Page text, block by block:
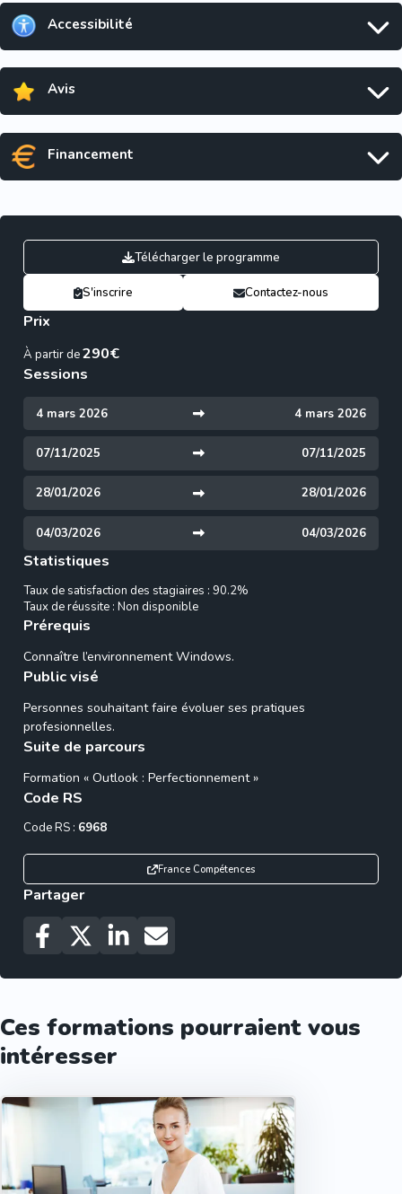
Accessibilité
Avis
Financement
Télécharger le programme
S'inscrire Contactez-nous
Prix
À partir de290€
Sessions
4 mars 2026 4 mars 2026
07/11/2025 07/11/2025
28/01/2026 28/01/2026
04/03/2026 04/03/2026
Statistiques
Taux de satisfaction des stagiaires : 90.2%
Taux de réussite : Non disponible
Prérequis
Connaître l’environnement Windows.
Public visé
Personnes souhaitant faire évoluer ses pratiques
profesionnelles.
Suite de parcours
Formation « Outlook : Perfectionnement »
Code RS
Code RS : 6968
France Compétences
Partager
Ces formations pourraient vous
intéresser